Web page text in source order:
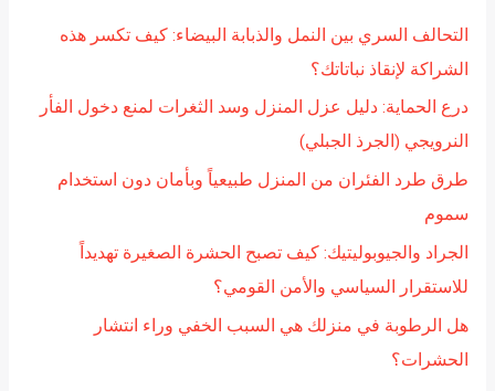
التحالف السري بين النمل والذبابة البيضاء: كيف تكسر هذه
الشراكة لإنقاذ نباتاتك؟
درع الحماية: دليل عزل المنزل وسد الثغرات لمنع دخول الفأر
النرويجي (الجرذ الجبلي)
طرق طرد الفئران من المنزل طبيعياً وبأمان دون استخدام
سموم
الجراد والجيوبوليتيك: كيف تصبح الحشرة الصغيرة تهديداً
للاستقرار السياسي والأمن القومي؟
هل الرطوبة في منزلك هي السبب الخفي وراء انتشار
الحشرات؟